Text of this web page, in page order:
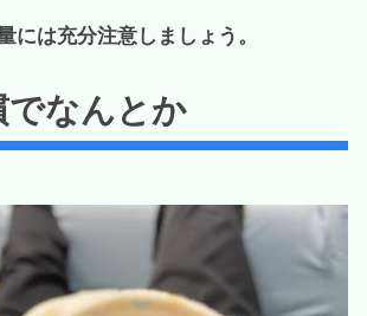
には充分注意しましょう。
でなんとか